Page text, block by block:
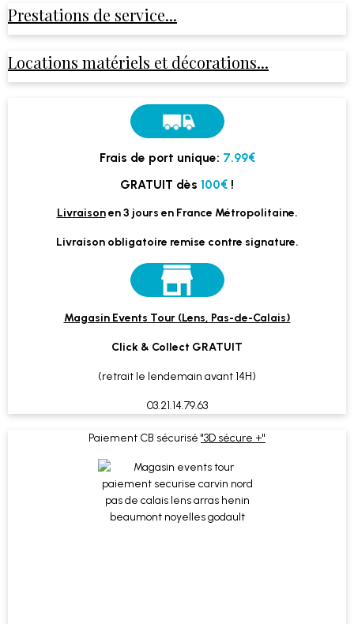
Prestations de service...
Locations matériels et décorations...
Frais de port unique: 7.99€
GRATUIT dès 100€ !
Livraisonen 3 jours en France Métropolitaine.
Livraison obligatoire remise contre signature.
Magasin Events Tour (Lens, Pas-de-Calais)
Click & Collect GRATUIT
(retrait le lendemain avant 14H)
03.21.14.79.63
Paiement CB sécurisé "3D sécure +"